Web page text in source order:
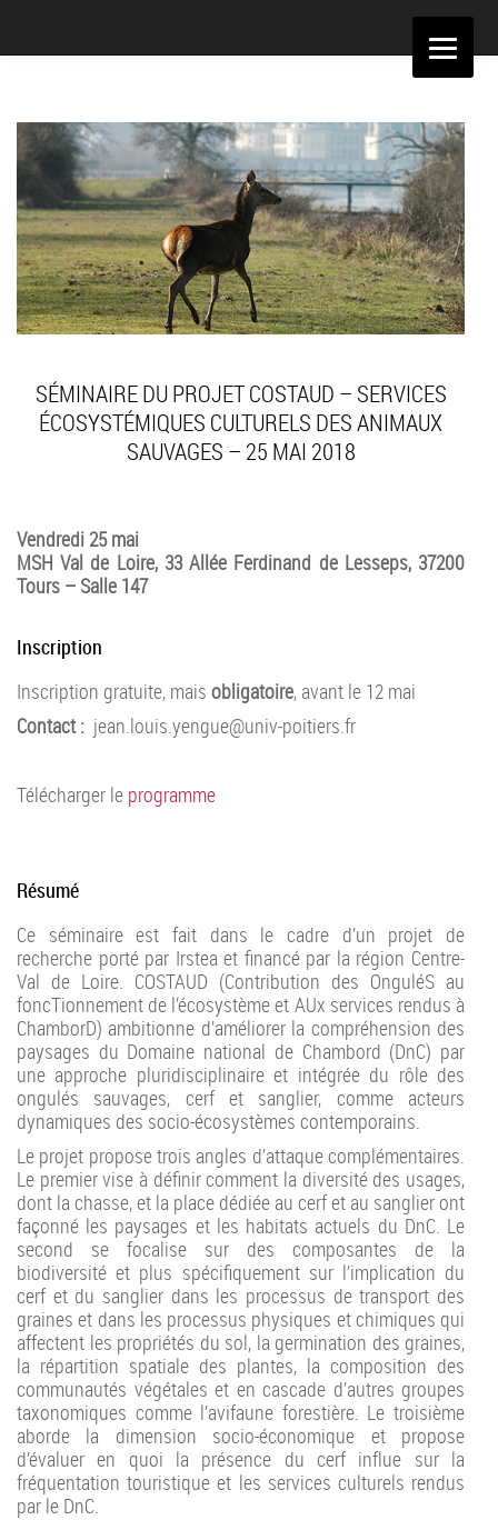
Aller
SÉMINAIRE DU PROJET COSTAUD – SERVICES
ÉCOSYSTÉMIQUES CULTURELS DES ANIMAUX
SAUVAGES – 25 MAI 2018
Vendredi 25 mai
MSH Val de Loire, 33 Allée Ferdinand de Lesseps, 37200
Tours – Salle 147
Inscription
Inscription gratuite, mais obligatoire, avant le 12 mai
Contact : jean.louis.yengue@univ-poitiers.fr
Télécharger le programme
Résumé
Ce séminaire est fait dans le cadre d’un projet de
recherche porté par Irstea et financé par la région Centre-
Val de Loire. COSTAUD (Contribution des OnguléS au
foncTionnement de l’écosystème et AUx services rendus à
ChamborD) ambitionne d’améliorer la compréhension des
paysages du Domaine national de Chambord (DnC) par
une approche pluridisciplinaire et intégrée du rôle des
ongulés sauvages, cerf et sanglier, comme acteurs
dynamiques des socio-écosystèmes contemporains.
Le projet propose trois angles d’attaque complémentaires.
Le premier vise à définir comment la diversité des usages,
dont la chasse, et la place dédiée au cerf et au sanglier ont
façonné les paysages et les habitats actuels du DnC. Le
second se focalise sur des composantes de la
biodiversité et plus spécifiquement sur l’implication du
cerf et du sanglier dans les processus de transport des
graines et dans les processus physiques et chimiques qui
affectent les propriétés du sol, la germination des graines,
la répartition spatiale des plantes, la composition des
communautés végétales et en cascade d’autres groupes
taxonomiques comme l’avifaune forestière. Le troisième
aborde la dimension socio-économique et propose
d’évaluer en quoi la présence du cerf influe sur la
fréquentation touristique et les services culturels rendus
par le DnC.